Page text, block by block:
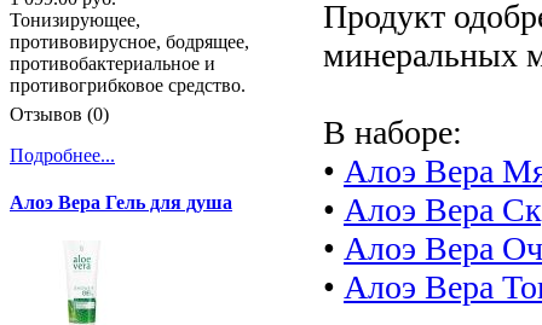
Продукт
минеральных
В наборе:
• Алоэ Вера
• Алоэ Вера
• Алоэ Вера
• Алоэ Вера
Тонизирующее,
противовирусное, бодрящее,
противобактериальное и
противогрибковое средство.
Отзывов (0)
Подробнее...
Алоэ Вера Гель для душа